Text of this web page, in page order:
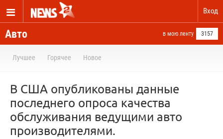
Вход
Авто в мою ленту 3157
Лучшее Горячее Новое
В США опубликованы данные
последнего опроса качества
обслуживания ведущими авто
производителями.